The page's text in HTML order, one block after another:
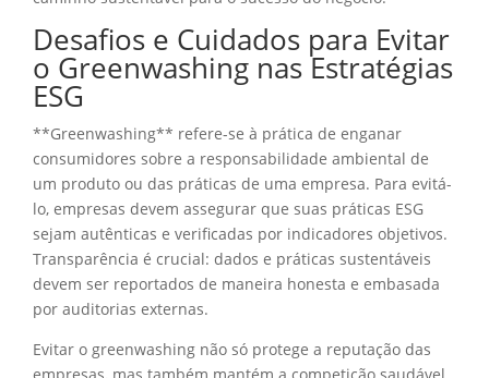
Desafios e Cuidados para Evitar
o Greenwashing nas Estratégias
ESG
**Greenwashing** refere-se à prática de enganar
consumidores sobre a responsabilidade ambiental de
um produto ou das práticas de uma empresa. Para evitá-
lo, empresas devem assegurar que suas práticas ESG
sejam autênticas e verificadas por indicadores objetivos.
Transparência é crucial: dados e práticas sustentáveis
devem ser reportados de maneira honesta e embasada
por auditorias externas.
Evitar o greenwashing não só protege a reputação das